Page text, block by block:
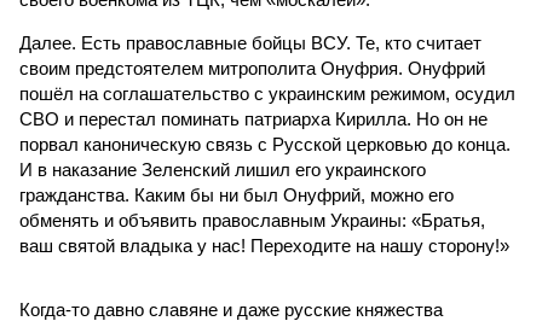
Далее. Есть православные бойцы ВСУ. Те, кто считает
своим предстоятелем митрополита Онуфрия. Онуфрий
пошёл на соглашательство с украинским режимом, осудил
СВО и перестал поминать патриарха Кирилла. Но он не
порвал каноническую связь с Русской церковью до конца.
И в наказание Зеленский лишил его украинского
гражданства. Каким бы ни был Онуфрий, можно его
обменять и объявить православным Украины: «Братья,
ваш святой владыка у нас! Переходите на нашу сторону!»
Когда-то давно славяне и даже русские княжества